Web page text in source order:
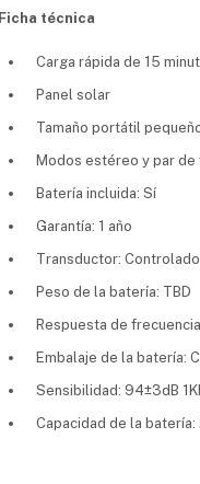
Ficha técnica
Carga rápida de 15
Panel solar
Tamaño portátil
Modos estéreo y par de
Batería incluida: Sí
Garantía: 1 año
Transductor:
Peso de la batería: TBD
Respuesta de
Embalaje de la batería:
Sensibilidad: 94±3dB
Capacidad de la batería: